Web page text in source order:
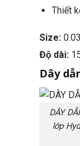
Thiết
Size:
Độ dài:
Dây
DÂY
lớp